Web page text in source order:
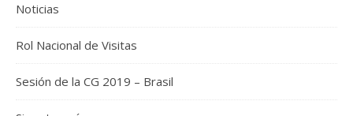
Noticias
Rol Nacional de Visitas
Sesión de la CG 2019 – Brasil